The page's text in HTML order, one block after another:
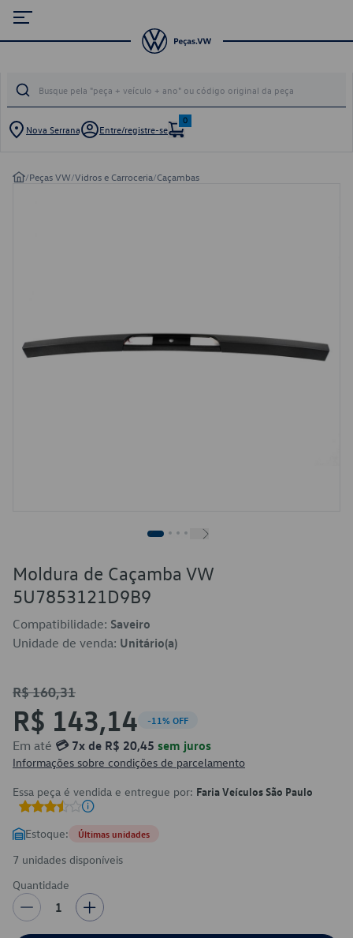
Nova Serrana Entre/registre-se
0
/Peças VW/Vidros e Carroceria/Caçambas
Moldura de Caçamba VW
5U7853121D9B9
Compatibilidade: Saveiro
Unidade de venda: Unitário(a)
R$ 160,31
R$ 143,14 -11% OFF
Em até 💳 7x de R$ 20,45 sem juros
Informações sobre condições de parcelamento
Essa peça é vendida e entregue por: Faria Veículos São Paulo
Estoque: Últimas unidades
7 unidades disponíveis
Quantidade
1